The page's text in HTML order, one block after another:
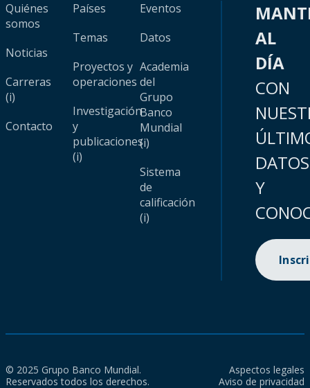
Quiénes
somos
Noticias
Carreras
(i)
Contacto
Países
Temas
Proyectos y
operaciones
Investigación
y
publicaciones
(i)
Eventos
Datos
Academia
del
Grupo
Banco
Mundial
(i)
Sistema
de
calificación
(i)
AL
DÍA
CON
DATOS
Y
© 2025 Grupo Banco Mundial.
Reservados todos los derechos.
Aspectos legales
Aviso de privacidad